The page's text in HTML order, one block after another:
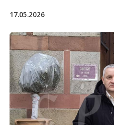
17.05.2026